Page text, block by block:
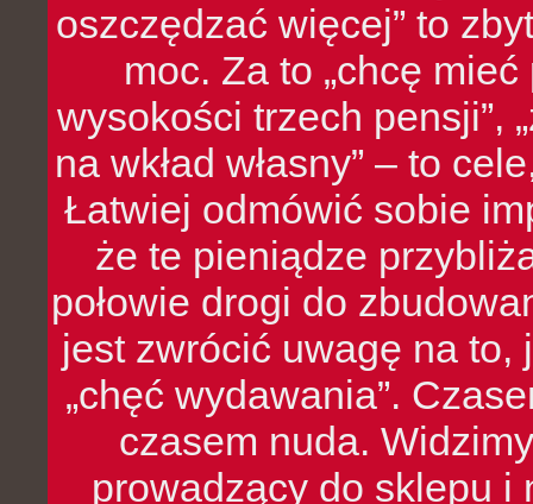
oszczędzać więcej” to
moc. Za to „chcę
wysokości trzech pensji”,
na wkład własny” – to
Łatwiej odmówić sobie
że te pieniądze
połowie drogi do
jest zwrócić uwagę na to,
„chęć wydawania”.
czasem nuda.
prowadzący do sklepu i